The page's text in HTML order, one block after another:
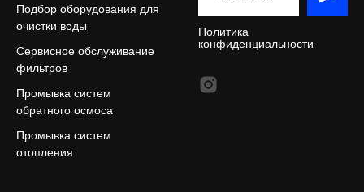
Подбор оборудования для
очистки воды
Сервисное обслуживание
фильтров
Промывка систем
обратного осмоса
Промывка систем
отопления
Политика
конфиденциальности